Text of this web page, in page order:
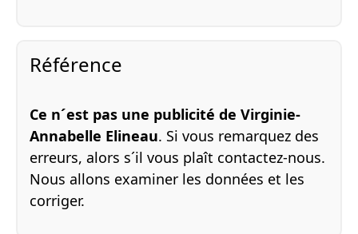
Référence
Ce n´est pas une publicité de Virginie-
Annabelle Elineau. Si vous remarquez des
erreurs, alors s´il vous plaît contactez-nous.
Nous allons examiner les données et les
corriger.